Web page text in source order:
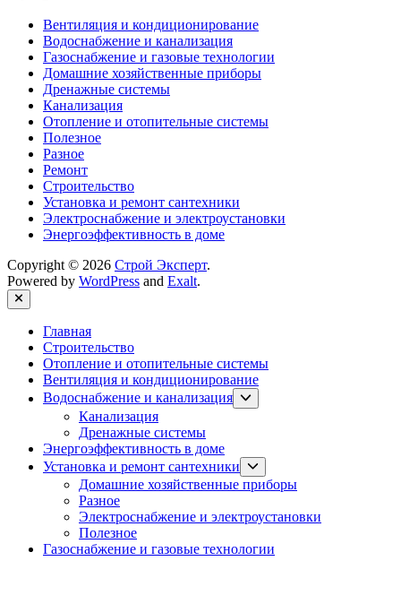
Вентиляция и кондиционирование
Водоснабжение и канализация
Газоснабжение и газовые технологии
Домашние хозяйственные приборы
Дренажные системы
Канализация
Отопление и отопительные системы
Полезное
Разное
Ремонт
Строительство
Установка и ремонт сантехники
Электроснабжение и электроустановки
Энергоэффективность в доме
Copyright © 2026 Строй Эксперт.
Powered by WordPress and Exalt.
Close
Главная
Строительство
Отопление и отопительные системы
Вентиляция и кондиционирование
Водоснабжение и канализация
Show
sub
Канализация
Дренажные системы
Энергоэффективность в доме
Установка и ремонт сантехники
sub
menu
Домашние хозяйственные приборы
Разное
Электроснабжение и электроустановки
Полезное
Газоснабжение и газовые технологии